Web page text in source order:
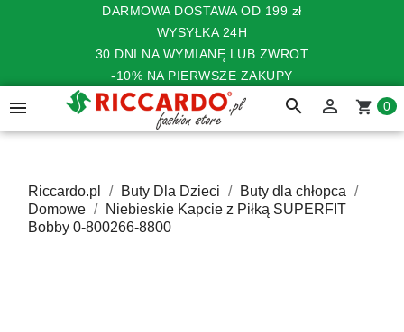
DARMOWA DOSTAWA OD 199 zł
WYSYŁKA 24H
30 DNI NA WYMIANĘ LUB ZWROT
-10% NA PIERWSZE ZAKUPY
 search  shopping_cart 0
Riccardo.pl Buty Dla Dzieci
Buty dla chłopca
Domowe
Niebieskie Kapcie z Piłką SUPERFIT
Bobby 0-800266-8800